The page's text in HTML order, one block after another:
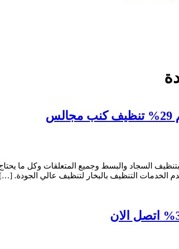
السجاد والبسط وجميع المتعلقات وكل ما
الخدمات التنظيف بالبخار لتنظيف عالي الجودة. […]